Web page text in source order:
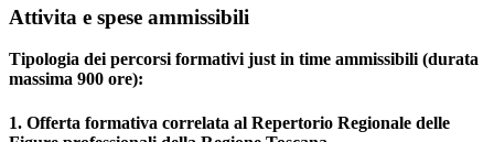
Attivita e spese ammissibili
Tipologia dei percorsi formativi just in time ammissibili (durata
massima 900 ore):
1. Offerta formativa correlata al Repertorio Regionale delle